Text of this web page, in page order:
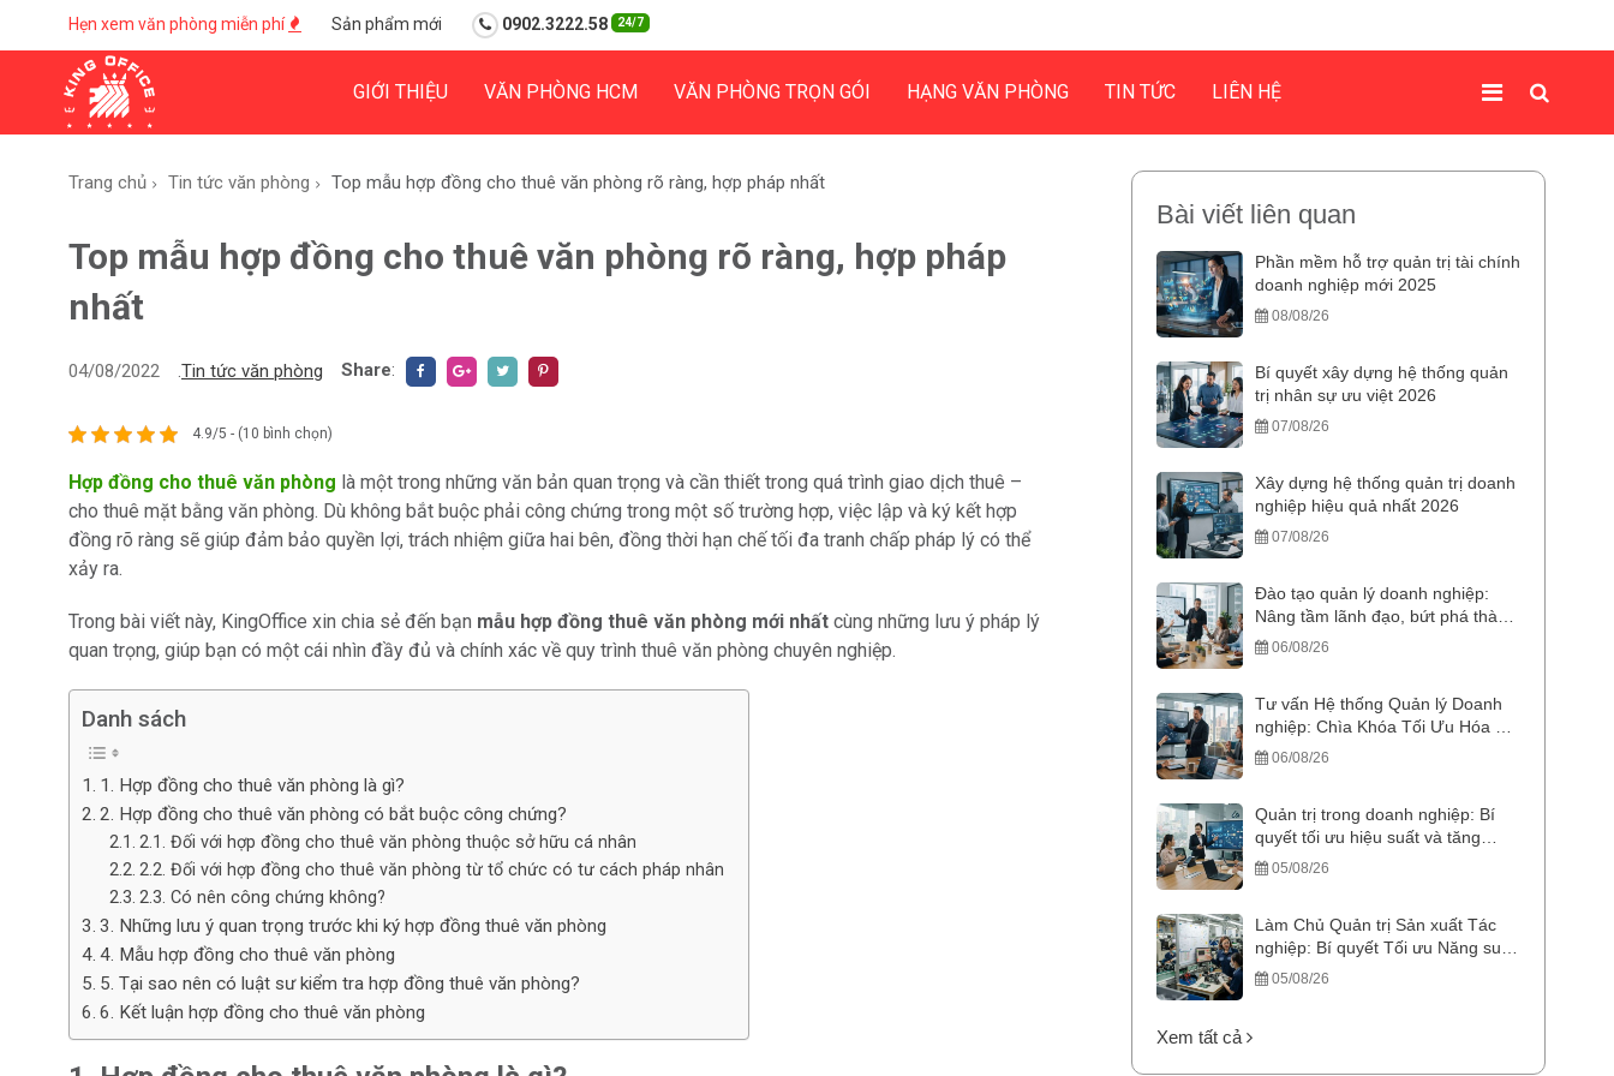
Hẹn xem văn phòng miễn phí Sản phẩm mới 0902.3222.58 24/7
GIỚI THIỆU VĂN PHÒNG HCM VĂN PHÒNG TRỌN GÓI HẠNG VĂN PHÒNG TIN TỨC LIÊN HỆ
Trang chủ Tin tức văn phòng Top mẫu hợp đồng cho thuê văn phòng rõ ràng, hợp pháp nhất
Top mẫu hợp đồng cho thuê văn phòng rõ ràng, hợp pháp
nhất
04/08/2022 .Tin tức văn phòng Share:
4.9/5 - (10 bình chọn)
Hợp đồng cho thuê văn phòng là một trong những văn bản quan trọng và cần thiết trong quá trình giao dịch thuê –
cho thuê mặt bằng văn phòng. Dù không bắt buộc phải công chứng trong một số trường hợp, việc lập và ký kết hợp
đồng rõ ràng sẽ giúp đảm bảo quyền lợi, trách nhiệm giữa hai bên, đồng thời hạn chế tối đa tranh chấp pháp lý có thể
xảy ra.
Trong bài viết này, KingOffice xin chia sẻ đến bạn mẫu hợp đồng thuê văn phòng mới nhất cùng những lưu ý pháp lý
quan trọng, giúp bạn có một cái nhìn đầy đủ và chính xác về quy trình thuê văn phòng chuyên nghiệp.
Danh sách
1. Hợp đồng cho thuê văn phòng là gì?
2. Hợp đồng cho thuê văn phòng có bắt buộc công chứng?
2.1. Đối với hợp đồng cho thuê văn phòng thuộc sở hữu cá nhân
2.2. Đối với hợp đồng cho thuê văn phòng từ tổ chức có tư cách pháp nhân
2.3. Có nên công chứng không?
3. Những lưu ý quan trọng trước khi ký hợp đồng thuê văn phòng
4. Mẫu hợp đồng cho thuê văn phòng
5. Tại sao nên có luật sư kiểm tra hợp đồng thuê văn phòng?
6. Kết luận hợp đồng cho thuê văn phòng
Bài viết liên quan
Phần mềm hỗ trợ quản trị tài chính
doanh nghiệp mới 2025
08/08/26
Bí quyết xây dựng hệ thống quản
trị nhân sự ưu việt 2026
07/08/26
Xây dựng hệ thống quản trị doanh
nghiệp hiệu quả nhất 2026
07/08/26
Đào tạo quản lý doanh nghiệp:
Nâng tầm lãnh đạo, bứt phá thành
công06/08/26
Tư vấn Hệ thống Quản lý Doanh
nghiệp: Chìa Khóa Tối Ưu Hóa &
Bứt Phá Doanh Thu
06/08/26
Quản trị trong doanh nghiệp: Bí
quyết tối ưu hiệu suất và tăng
trưởng bền vững
05/08/26
Làm Chủ Quản trị Sản xuất Tác
nghiệp: Bí quyết Tối ưu Năng suất
và Chi phí
05/08/26
Xem tất cả